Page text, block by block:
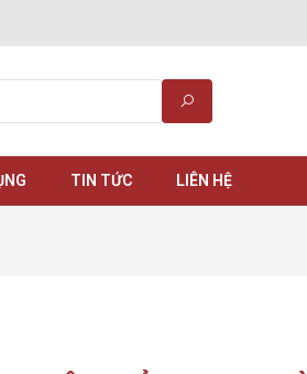
TIN TỨC LIÊN HỆ